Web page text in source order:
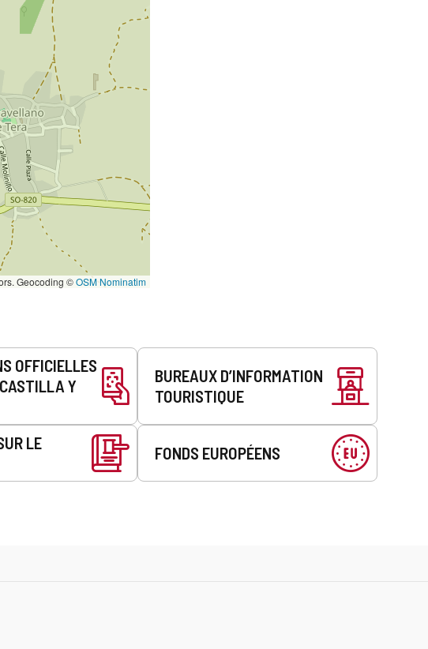
Geocoding ©OSM Nominatim
OFFICIELLES
Y
BUREAUX D’INFORMATION
TOURISTIQUE
LE
FONDS EUROPÉENS